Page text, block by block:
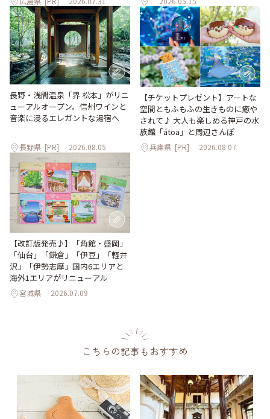
長野・浅間温泉「界 松本」がリニ
ューアルオープン。信州ワインと
音楽に浸るエレガントな湯宿へ
長野県 [PR] 2026.08.05
【チケットプレゼント】アートな
空間ともふもふの生きものに癒や
されて♪ 大人も楽しめる神戸の水
族館「átoa」と周辺さんぽ
兵庫県 [PR] 2026.08.07
【改訂版発売♪】「角館・盛岡」
「仙台」「鎌倉」「伊豆」「軽井
沢」「伊勢志摩」国内6エリアと
海外1エリアがリニューアル
宮城県 2026.07.09
こちらの記事もおすすめ